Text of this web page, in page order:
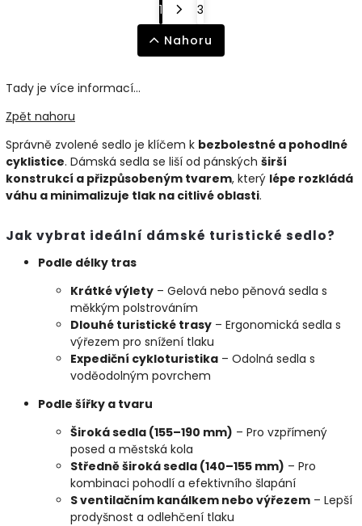
1
3
Nahoru
Tady je více informací...
Zpět nahoru
Správně zvolené sedlo je klíčem k bezbolestné a pohodlné
cyklistice. Dámská sedla se liší od pánských širší
konstrukcí a přizpůsobeným tvarem, který lépe rozkládá
váhu a minimalizuje tlak na citlivé oblasti.
Jak vybrat ideální dámské turistické sedlo?
Podle délky tras
Krátké výlety – Gelová nebo pěnová sedla s
měkkým polstrováním
Dlouhé turistické trasy – Ergonomická sedla s
výřezem pro snížení tlaku
Expediční cykloturistika – Odolná sedla s
voděodolným povrchem
Podle šířky a tvaru
Široká sedla (155–190 mm) – Pro vzpřímený
posed a městská kola
Středně široká sedla (140–155 mm) – Pro
kombinaci pohodlí a efektivního šlapání
S ventilačním kanálkem nebo výřezem – Lepší
prodyšnost a odlehčení tlaku